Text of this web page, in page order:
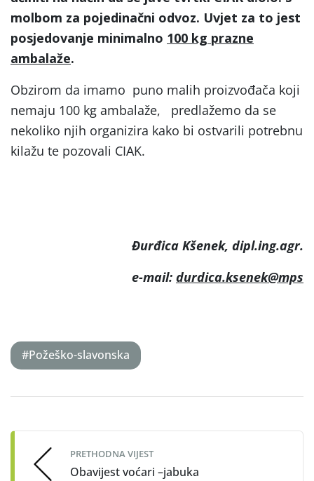
molbom za pojedinačni odvoz. Uvjet za to jest
posjedovanje minimalno 100 kg prazne
ambalaže.
Obzirom da imamo puno malih proizvođača koji
nemaju 100 kg ambalaže, predlažemo da se
nekoliko njih organizira kako bi ostvarili potrebnu
kilažu te pozovali CIAK.
Đurđica Kšenek, dipl.ing.agr.
e-mail: durdica.ksenek@mps
#Požeško-slavonska
navigation
PRETHODNA VIJEST
Obavijest voćari –jabuka